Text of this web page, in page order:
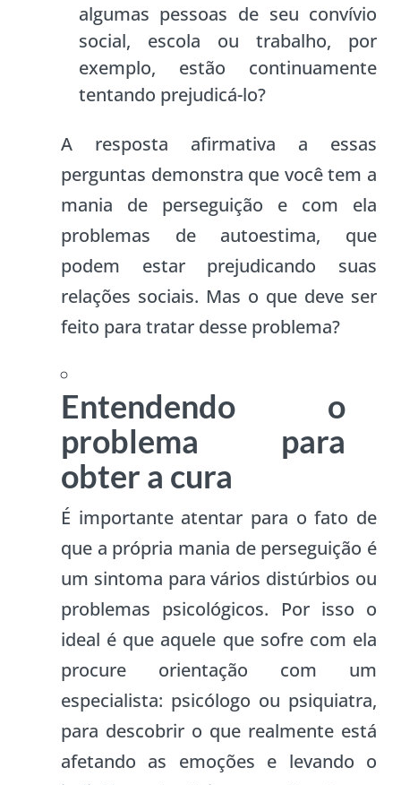
algumas pessoas de seu convívio
social, escola ou trabalho, por
exemplo, estão continuamente
tentando prejudicá-lo?
A resposta afirmativa a essas
perguntas demonstra que você tem a
mania de perseguição e com ela
problemas de autoestima, que
podem estar prejudicando suas
relações sociais. Mas o que deve ser
feito para tratar desse problema?
Entendendo o
problema para
obter a cura
É importante atentar para o fato de
que a própria mania de perseguição é
um sintoma para vários distúrbios ou
problemas psicológicos. Por isso o
ideal é que aquele que sofre com ela
procure orientação com um
especialista: psicólogo ou psiquiatra,
para descobrir o que realmente está
afetando as emoções e levando o